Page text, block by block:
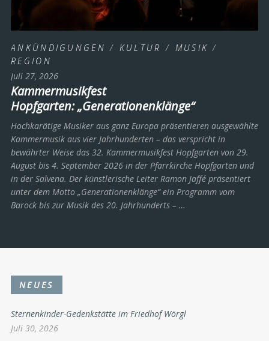
ANKÜNDIGUNGEN / KULTUR / MUSIK /
REGION
Juli 27, 2026
Kammermusikfest
Hopfgarten: „Generationenklänge“
Hochkarätige Musiker aus ganz Europa präsentieren ausgewählte
Kammermusik aus vier Jahrhunderten – das verspricht in
bewährter Weise das 32. Kammermusikfest Hopfgarten von 29.
August bis 4. September 2026 in der Pfarrkirche Hopfgarten und
in der Salvena. Der künstlerische Leiter Ramon Jaffé präsentiert
unter dem Motto „Generationenklänge“ ein Programm vom
Barock bis zur Musik des 20. Jahrhunderts ­– …
NEUES
Sternenkinder-Gedenkstätte im Friedhof Wörgl
Juli 30, 2026